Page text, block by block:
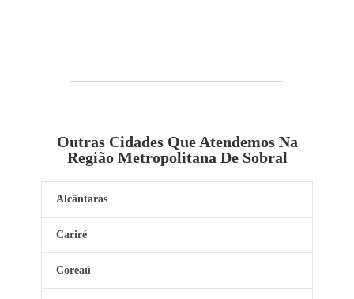
Outras Cidades Que Atendemos Na
Região Metropolitana De Sobral
Alcântaras
Cariré
Coreaú